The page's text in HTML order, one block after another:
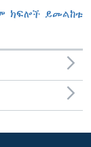
ክፍሎች ይመልከቱ